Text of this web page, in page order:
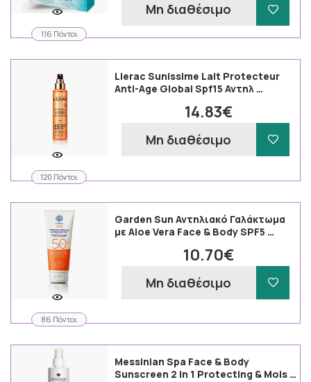
116 Πόντοι
Μη διαθέσιμο
120 Πόντοι
Lierac Sunissime Lait Protecteur
Anti-Age Global Spf15 Αντηλ …
14.83€
Μη διαθέσιμο
86 Πόντοι
Garden Sun Αντηλιακό Γαλάκτωμα
με Aloe Vera Face & Body SPF5 …
10.70€
Μη διαθέσιμο
Messinian Spa Face & Body
Sunscreen 2 in 1 Protecting & Mois …